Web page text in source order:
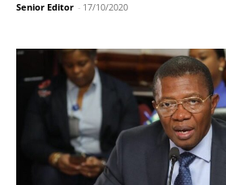
Senior Editor - 17/10/2020